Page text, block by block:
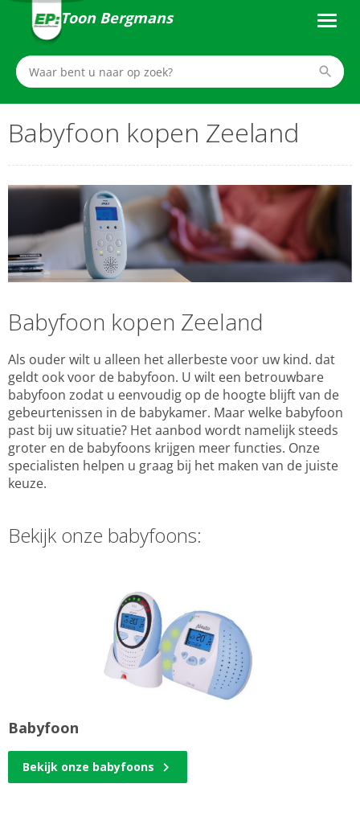
Toon Bergmans
Babyfoon kopen Zeeland
Babyfoon kopen Zeeland
Als ouder wilt u alleen het allerbeste voor uw kind. dat
geldt ook voor de babyfoon. U wilt een betrouwbare
babyfoon zodat u eenvoudig op de hoogte blijft van de
gebeurtenissen in de babykamer. Maar welke babyfoon
past bij uw situatie? Het aanbod wordt namelijk steeds
groter en de babyfoons krijgen meer functies. Onze
specialisten helpen u graag bij het maken van de juiste
keuze.
Bekijk onze babyfoons:
Babyfoon
Bekijk onze babyfoons